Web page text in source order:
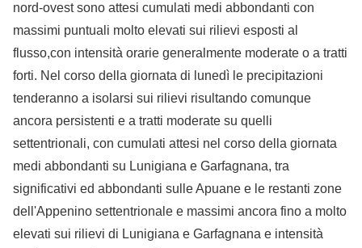
nord-ovest sono attesi cumulati medi abbondanti con
massimi puntuali molto elevati sui rilievi esposti al
flusso,con intensità orarie generalmente moderate o a tratti
forti. Nel corso della giornata di lunedì le precipitazioni
tenderanno a isolarsi sui rilievi risultando comunque
ancora persistenti e a tratti moderate su quelli
settentrionali, con cumulati attesi nel corso della giornata
medi abbondanti su Lunigiana e Garfagnana, tra
significativi ed abbondanti sulle Apuane e le restanti zone
dell'Appenino settentrionale e massimi ancora fino a molto
elevati sui rilievi di Lunigiana e Garfagnana e intensità